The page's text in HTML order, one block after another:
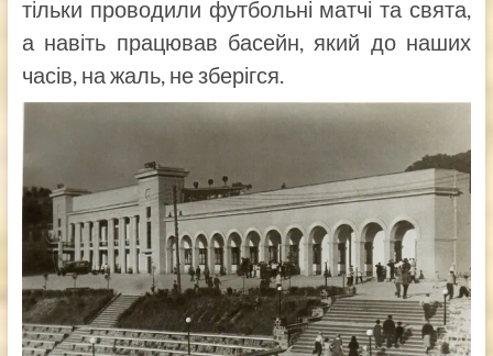
тільки проводили футбольні матчі та свята,
а навіть працював басейн, який до наших
часів, на жаль, не зберігся.